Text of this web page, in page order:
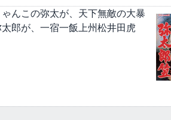
んこの弥太が、天下無敵の大暴
郎が、一宿一飯上州松井田虎